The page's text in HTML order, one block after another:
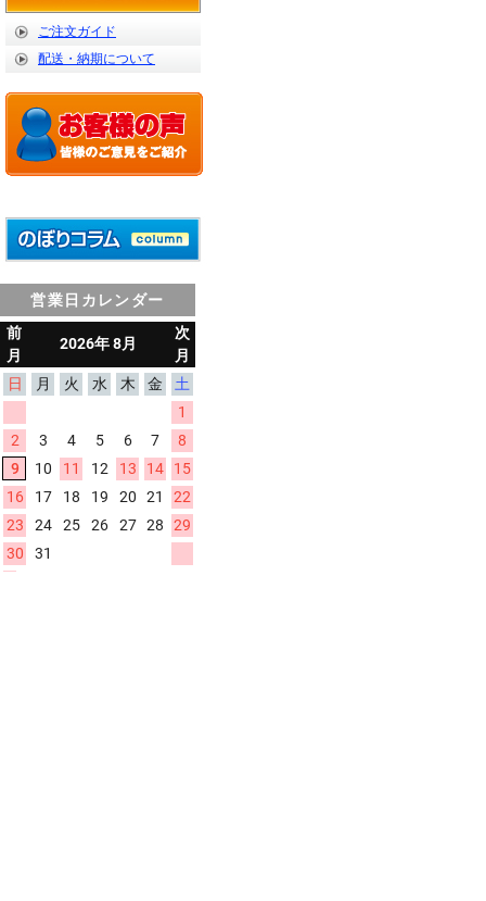
ご注文ガイド
配送・納期について
営業日カレンダー